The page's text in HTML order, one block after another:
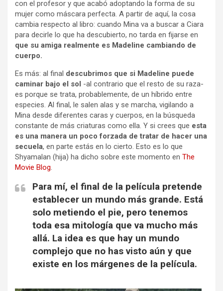
con el profesor y que acabó adoptando la forma de su
mujer como máscara perfecta. A partir de aquí, la cosa
cambia respecto al libro: cuando Mina va a buscar a Ciara
para decirle lo que ha descubierto, no tarda en fijarse en
que su amiga realmente es Madeline cambiando de
cuerpo.
Es más: al final descubrimos que si Madeline puede
caminar bajo el sol -al contrario que el resto de su raza-
es porque se trata, probablemente, de un híbrido entre
especies. Al final, le salen alas y se marcha, vigilando a
Mina desde diferentes caras y cuerpos, en la búsqueda
constante de más criaturas como ella. Y si crees que esta
es una manera un poco forzada de tratar de hacer una
secuela, en parte estás en lo cierto. Esto es lo que
Shyamalan (hija) ha dicho sobre este momento en The
Movie Blog.
Para mí, el final de la película pretende
establecer un mundo más grande. Está
solo metiendo el pie, pero tenemos
toda esa mitología que va mucho más
allá. La idea es que hay un mundo
complejo que no has visto aún y que
existe en los márgenes de la película.